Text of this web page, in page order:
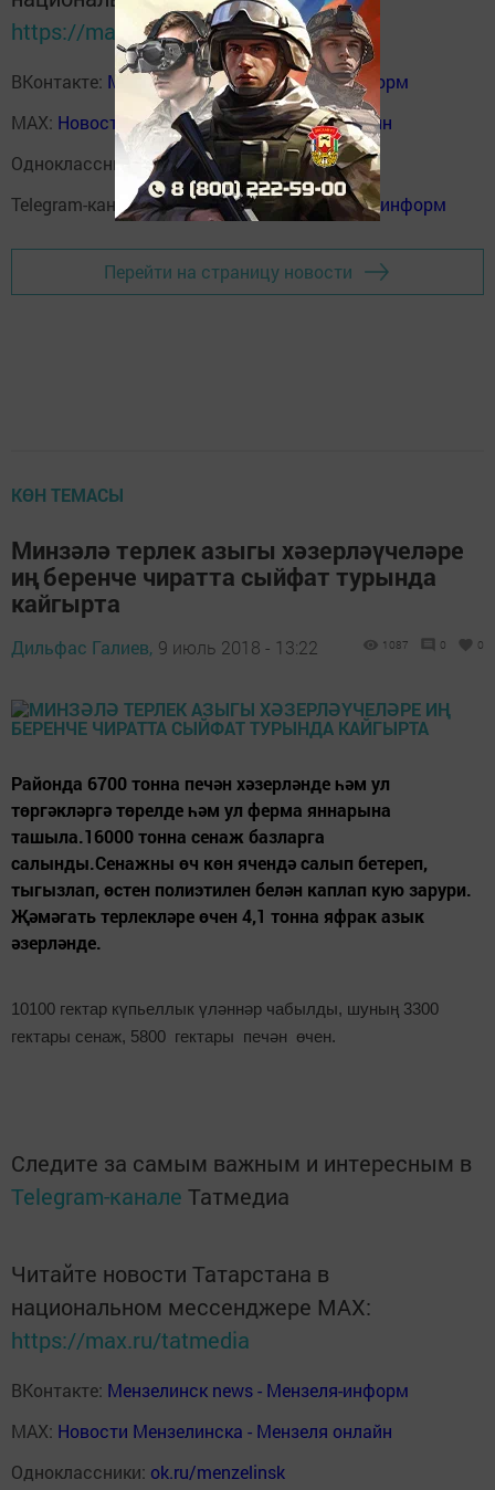
https://max.ru/tatmedia
ВКонтакте: Мензелинск news - Мензеля-информ
MAX: Новости Мензелинска - Мензеля онлайн
Одноклассники: ok.ru/menzelinsk
Telegram-канал:Мензелинск news - Мензеля-информ
Перейти на страницу новости
КӨН ТЕМАСЫ
Минзәлә терлек азыгы хәзерләүчеләре
иң беренче чиратта сыйфат турында
кайгырта
Дильфас Галиев, 9 июль 2018 - 13:22 1087 0 0
Районда 6700 тонна печән хәзерләнде һәм ул
төргәкләргә төрелде һәм ул ферма яннарына
ташыла.16000 тонна сенаж базларга
салынды.Сенажны өч көн ячендә салып бетереп,
тыгызлап, өстен полиэтилен белән каплап кую зарури.
Җәмәгать терлекләре өчен 4,1 тонна яфрак азык
әзерләнде.
10100 гектар күпьеллык үләннәр чабылды, шуның 3300
гектары сенаж, 5800 гектары печән өчен.
Следите за самым важным и интересным в
Telegram-канале Татмедиа
Читайте новости Татарстана в
национальном мессенджере MАХ:
https://max.ru/tatmedia
ВКонтакте: Мензелинск news - Мензеля-информ
MAX: Новости Мензелинска - Мензеля онлайн
Одноклассники: ok.ru/menzelinsk